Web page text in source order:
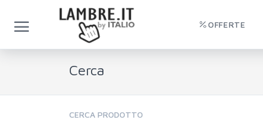
OFFERTE
Cerca
CERCA PRODOTTO